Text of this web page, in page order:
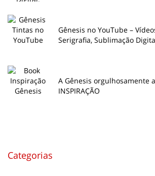
Gênesis no YouTube –
Serigrafia, Sublimação
A Gênesis orgulhosamente
INSPIRAÇÃO
Categorias